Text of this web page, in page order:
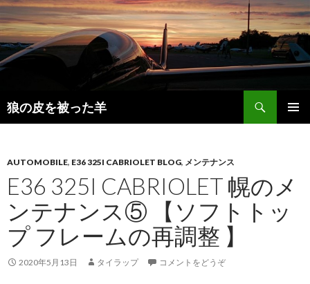
狼の皮を被った羊
検
索
ン
ツ
へ
移
動
AUTOMOBILE, E36 325I CABRIOLET BLOG, メンテナンス
E36 325I CABRIOLET 幌のメ
ンテナンス⑤ 【ソフトトッ
プ フレームの再調整 】
2020年5月13日 タイラップ コメントをどうぞ